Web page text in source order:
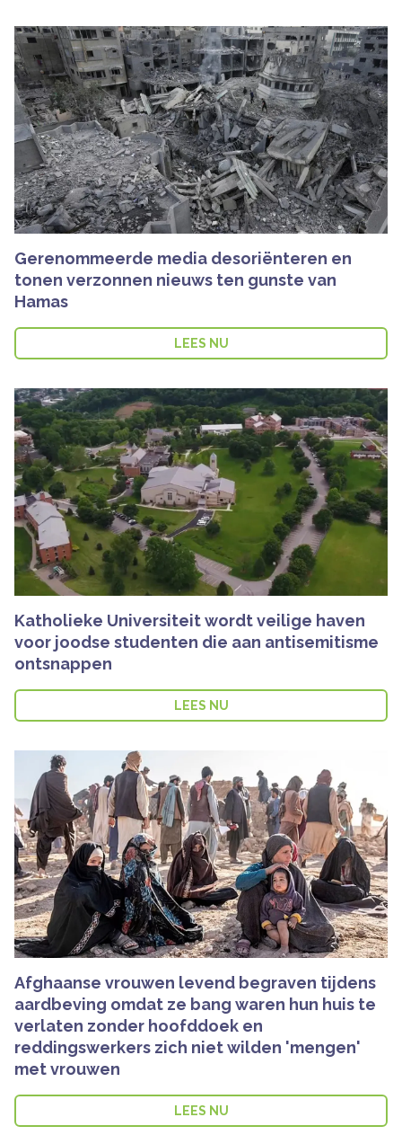
Gerenommeerde media desoriënteren en
tonen verzonnen nieuws ten gunste van
Hamas
LEES NU
Katholieke Universiteit wordt veilige haven
voor joodse studenten die aan antisemitisme
ontsnappen
LEES NU
Afghaanse vrouwen levend begraven tijdens
aardbeving omdat ze bang waren hun huis te
verlaten zonder hoofddoek en
reddingswerkers zich niet wilden 'mengen'
met vrouwen
LEES NU